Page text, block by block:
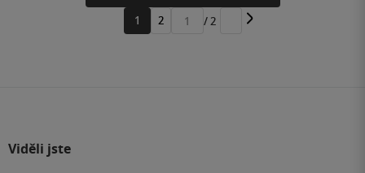
1 2
Přejít
/ 2
Viděli jste